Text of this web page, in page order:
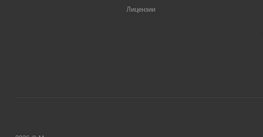
Лицензии